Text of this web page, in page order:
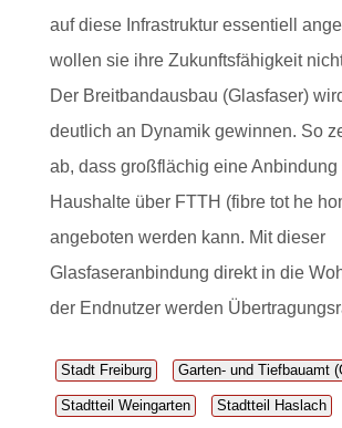
auf diese Infrastruktur essentiell
wollen sie ihre Zukunftsfähigkeit
Der Breitbandausbau (Glasfaser)
deutlich an Dynamik gewinnen. So
ab, dass großflächig eine Anbindung
Haushalte über FTTH (fibre tot he
angeboten werden kann. Mit dieser
Glasfaseranbindung direkt in die
der Endnutzer werden
Stadt Freiburg Garten- und Tiefbauamt
Stadtteil Weingarten Stadtteil Haslach